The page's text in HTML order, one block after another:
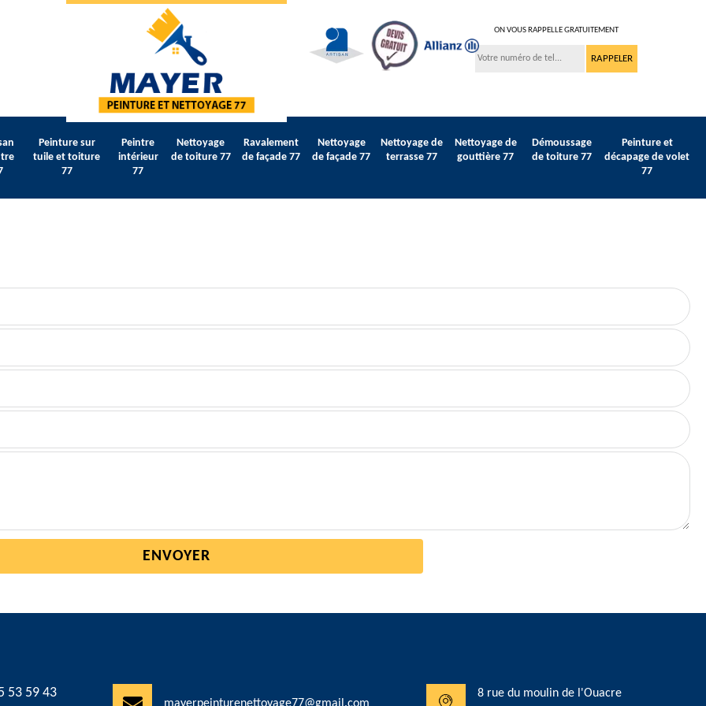
ON VOUS RAPPELLE GRATUITEMENT
Peinture sur
tuile et toiture
77
Peintre
intérieur
77
Nettoyage
de toiture 77
Ravalement
de façade 77
Nettoyage
de façade 77
Nettoyage de
terrasse 77
Nettoyage de
gouttière 77
Démoussage
de toiture 77
Peinture et
décapage de volet
77
53 59 43 8 rue du moulin de l'Ouacre